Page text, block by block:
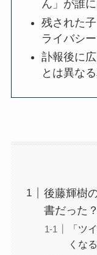
ん」が誰
残された
ライバシ
訃報後に
とは異な
後藤輝樹
書だった？
「ツ
くな